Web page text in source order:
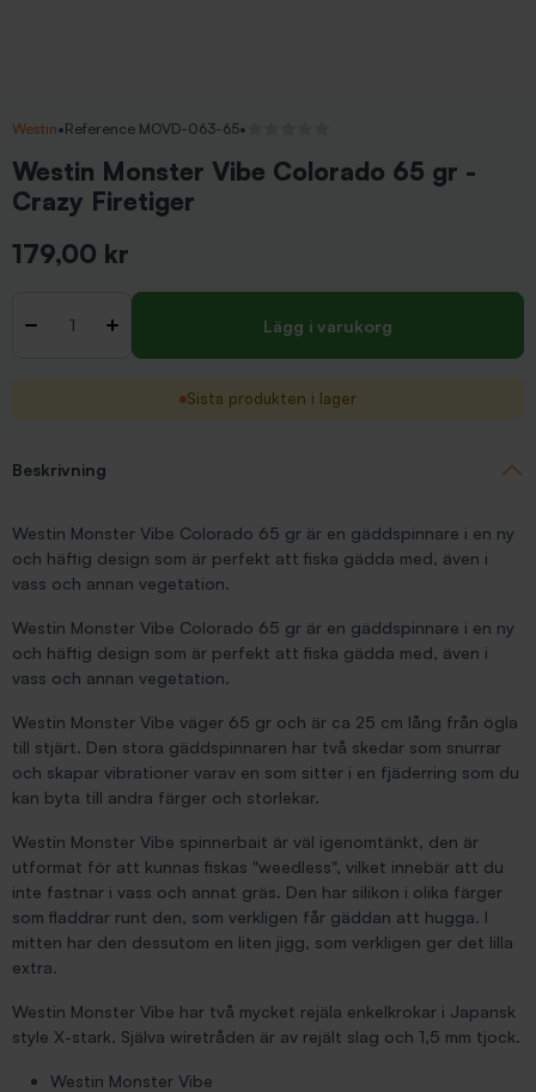
Westin•Reference MOVD-063-65•
Westin Monster Vibe Colorado 65 gr -
Crazy Firetiger
179,00 kr
- + Lägg i varukorg
Sista produkten i lager
Beskrivning
Westin Monster Vibe Colorado 65 gr är en gäddspinnare i en ny
och häftig design som är perfekt att fiska gädda med, även i
vass och annan vegetation.
Westin Monster Vibe Colorado 65 gr är en gäddspinnare i en ny
och häftig design som är perfekt att fiska gädda med, även i
vass och annan vegetation.
Westin Monster Vibe väger 65 gr och är ca 25 cm lång från ögla
till stjärt. Den stora gäddspinnaren har två skedar som snurrar
och skapar vibrationer varav en som sitter i en fjäderring som du
kan byta till andra färger och storlekar.
Westin Monster Vibe spinnerbait är väl igenomtänkt, den är
utformat för att kunnas fiskas "weedless", vilket innebär att du
inte fastnar i vass och annat gräs. Den har silikon i olika färger
som fladdrar runt den, som verkligen får gäddan att hugga. I
mitten har den dessutom en liten jigg, som verkligen ger det lilla
extra.
Westin Monster Vibe har två mycket rejäla enkelkrokar i Japansk
style X-stark. Själva wiretråden är av rejält slag och 1,5 mm tjock.
Westin Monster Vibe